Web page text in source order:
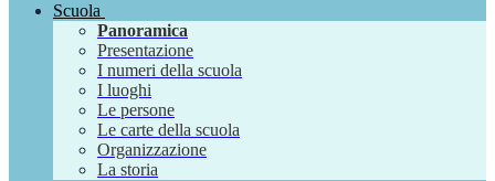
Scuola
Panoramica
Presentazione
I numeri della scuola
I luoghi
Le persone
Le carte della scuola
Organizzazione
La storia